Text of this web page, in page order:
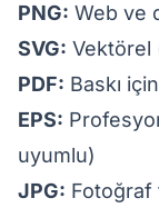
PNG: Web ve
SVG: Vektörel
PDF: Baskı
EPS:
uyumlu)
JPG: Fotoğraf